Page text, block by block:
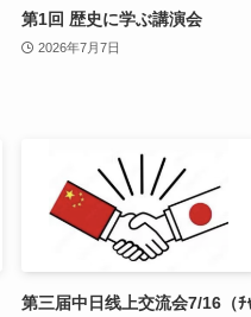
第1回 歴史に学ぶ講演会
2026年7月7日
第三届中日线上交流会7/16（ﾁ